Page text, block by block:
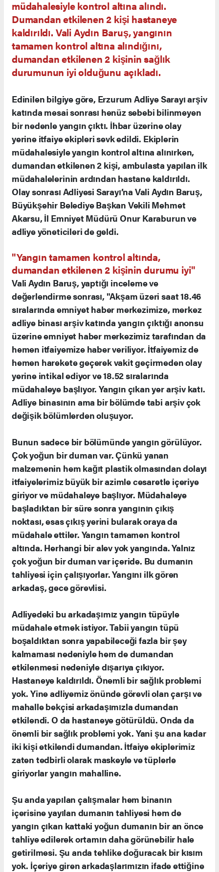
müdahalesiyle kontrol altına alındı.
Dumandan etkilenen 2 kişi hastaneye
kaldırıldı. Vali Aydın Baruş, yangının
tamamen kontrol altına alındığını,
dumandan etkilenen 2 kişinin sağlık
durumunun iyi olduğunu açıkladı.
Edinilen bilgiye göre, Erzurum Adliye Sarayı arşiv
katında mesai sonrası henüz sebebi bilinmeyen
bir nedenle yangın çıktı. İhbar üzerine olay
yerine itfaiye ekipleri sevk edildi. Ekiplerin
müdahalesiyle yangın kontrol altına alınırken,
dumandan etkilenen 2 kişi, ambulasta yapılan ilk
müdahalelerinin ardından hastane kaldırıldı.
Olay sonrası Adliyesi Sarayı’na Vali Aydın Baruş,
Büyükşehir Belediye Başkan Vekili Mehmet
Akarsu, İl Emniyet Müdürü Onur Karaburun ve
adliye yöneticileri de geldi.
"Yangın tamamen kontrol altında,
dumandan etkilenen 2 kişinin durumu iyi"
Vali Aydın Baruş, yaptığı inceleme ve
değerlendirme sonrası, "Akşam üzeri saat 18.46
sıralarında emniyet haber merkezimize, merkez
adliye binası arşiv katında yangın çıktığı anonsu
üzerine emniyet haber merkezimiz tarafından da
hemen itfaiyemize haber veriliyor. İtfaiyemiz de
hemen harekete geçerek vakit geçirmeden olay
yerine intikal ediyor ve 18.52 sıralarında
müdahaleye başlıyor. Yangın çıkan yer arşiv katı.
Adliye binasının ama bir bölümde tabi arşiv çok
değişik bölümlerden oluşuyor.
Bunun sadece bir bölümünde yangın görülüyor.
Çok yoğun bir duman var. Çünkü yanan
malzemenin hem kağıt plastik olmasından dolayı
itfaiyelerimiz büyük bir azimle cesaretle içeriye
giriyor ve müdahaleye başlıyor. Müdahaleye
başladıktan bir süre sonra yangının çıkış
noktası, esas çıkış yerini bularak oraya da
müdahale ettiler. Yangın tamamen kontrol
altında. Herhangi bir alev yok yangında. Yalnız
çok yoğun bir duman var içeride. Bu dumanın
tahliyesi için çalışıyorlar. Yangını ilk gören
arkadaş, gece görevlisi.
Adliyedeki bu arkadaşımız yangın tüpüyle
müdahale etmek istiyor. Tabii yangın tüpü
boşaldıktan sonra yapabileceği fazla bir şey
kalmaması nedeniyle hem de dumandan
etkilenmesi nedeniyle dışarıya çıkıyor.
Hastaneye kaldırıldı. Önemli bir sağlık problemi
yok. Yine adliyemiz önünde görevli olan çarşı ve
mahalle bekçisi arkadaşımızla dumandan
etkilendi. O da hastaneye götürüldü. Onda da
önemli bir sağlık problemi yok. Yani şu ana kadar
iki kişi etkilendi dumandan. İtfaiye ekiplerimiz
zaten tedbirli olarak maskeyle ve tüplerle
giriyorlar yangın mahalline.
Şu anda yapılan çalışmalar hem binanın
içerisine yayılan dumanın tahliyesi hem de
yangın çıkan kattaki yoğun dumanın bir an önce
tahliye edilerek ortamın daha görünebilir hale
getirilmesi. Şu anda tehlike doğuracak bir kısım
yok. İçeriye giren arkadaşlarımızın ifade ettiğine